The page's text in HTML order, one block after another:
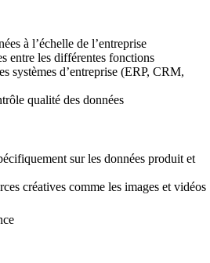
à l’échelle de l’entreprise
entre les différentes fonctions
systèmes d’entreprise (ERP, CRM,
qualité des données
sur les données produit et
créatives comme les images et vidéos